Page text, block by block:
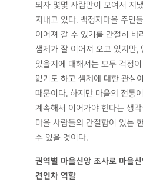
되자 몇몇 사람만이 모여서 지
지내고 있다. 백정자마을 주민
이어져 갈 수 있기를 간절히 바
샘제가 잘 이어져 오고 있지만,
있을지에 대해서는 모두 걱정
없기도 하고 샘제에 대한 관심
때문이다. 하지만 마을의 전통
계속해서 이어가야 한다는 생
마을 사람들의 간절함이 있는
수 있을 것이다.
권역별 마을신앙 조사로 마을신
견인차 역할